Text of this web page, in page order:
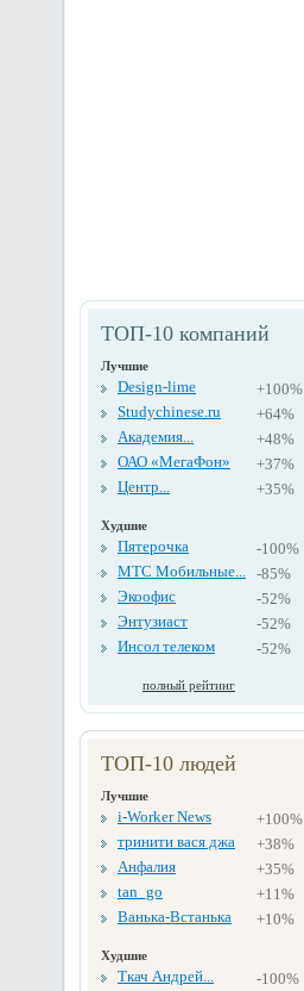
ТОП-10 компаний
Лучшие
Design-lime
+100%
Studychinese.ru
+64%
Академия...
+48%
ОАО «МегаФон»
+37%
Центр...
+35%
Худшие
Пятерочка
-100%
МТС Мобильные... -85%
Экоофис
-52%
Энтузиаст
-52%
Инсол телеком
-52%
полный рейтинг
ТОП-10 людей
Лучшие
i-Worker News
+100%
тринити вася джа
+38%
Анфалия
+35%
tan_go
+11%
Ванька-Встанька
+10%
Худшие
Ткач Андрей...
-100%